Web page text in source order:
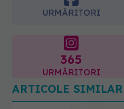
365
ARTICOLE SIMILARE